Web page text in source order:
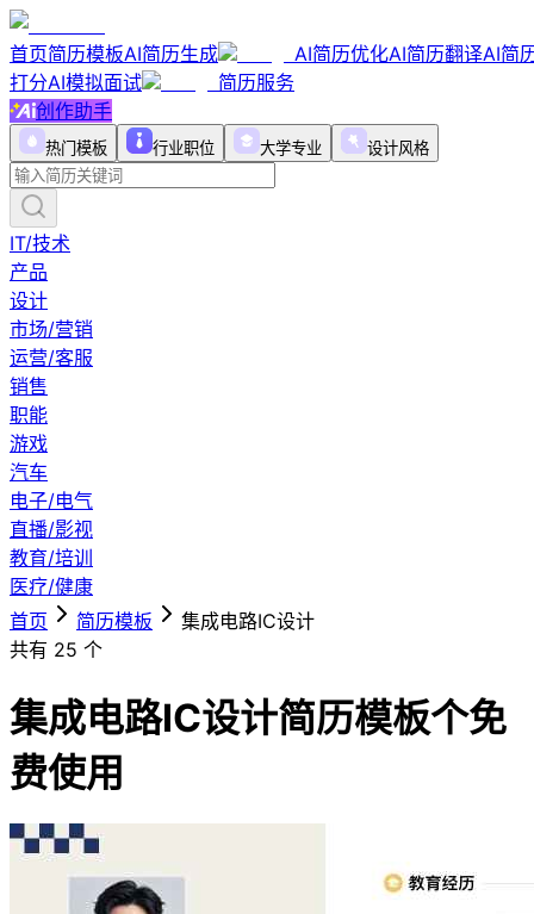
首页简历模板AI简历生成 AI简历优化AI简历翻译AI简
打分AI模拟面试
简历服务
创作助手
热门模板 行业职位 大学专业 设计风格
IT/技术
产品
设计
市场/营销
运营/客服
销售
职能
游戏
汽车
电子/电气
直播/影视
教育/培训
医疗/健康
首页
简历模板
集成电路IC设计
共有 25 个
集成电路IC设计简历模板个免
费使用